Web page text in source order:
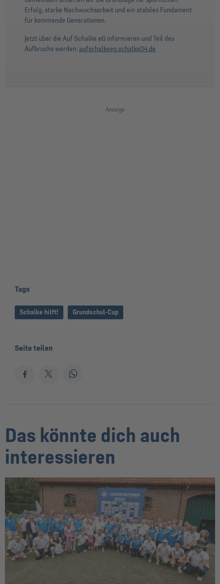
Erfolg, starke Nachwuchsarbeit und ein stabiles Fundament
für kommende Generationen.
Jetzt über die Auf Schalke eG informieren und Teil des
Aufbruchs werden: aufschalkeeg.schalke04.de
Anzeige
Tags
Schalke hilft! Grundschul-Cup
Seite teilen
Das könnte dich auch
interessieren